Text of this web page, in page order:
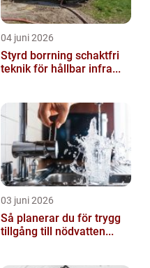
04 juni 2026
Styrd borrning schaktfri
teknik för hållbar infra...
03 juni 2026
Så planerar du för trygg
tillgång till nödvatten...